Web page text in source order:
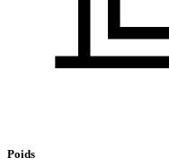
Poids